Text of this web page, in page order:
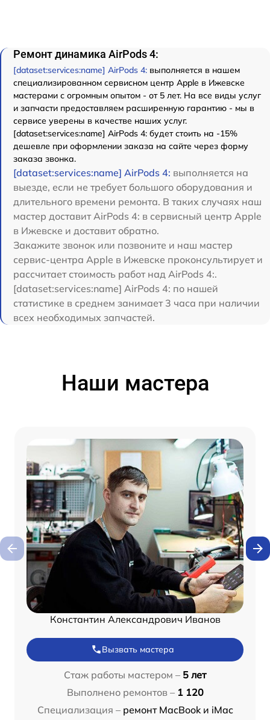
Ремонт динамика AirPods 4:
[dataset:services:name] AirPods 4: выполняется в нашем
специализированном сервисном центр Apple в Ижевске
мастерами с огромным опытом - от 5 лет. На все виды услуг
и запчасти предоставляем расширенную гарантию - мы в
сервисе уверены в качестве наших услуг.
[dataset:services:name] AirPods 4: будет стоить на -15%
дешевле при оформлении заказа на сайте через форму
заказа звонка.
[dataset:services:name] AirPods 4: выполняется на
выезде, если не требует большого оборудования и
длительного времени ремонта. В таких случаях наш
мастер доставит AirPods 4: в сервисный центр Apple
в Ижевске и доставит обратно.
Закажите звонок или позвоните и наш мастер
сервис-центра Apple в Ижевске проконсультирует и
рассчитает стоимость работ над AirPods 4:.
[dataset:services:name] AirPods 4: по нашей
статистике в среднем занимает 3 часа при наличии
всех необходимых запчастей.
Наши мастера
Константин Александрович Иванов
Вызвать мастера
Стаж работы мастером – 5 лет
Выполнено ремонтов – 1 120
Специализация – ремонт MacBook и iMac